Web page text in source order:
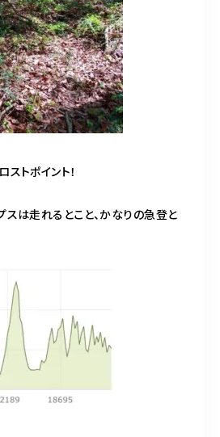
トポイント！
スは走れるとこと、かなりの急登と